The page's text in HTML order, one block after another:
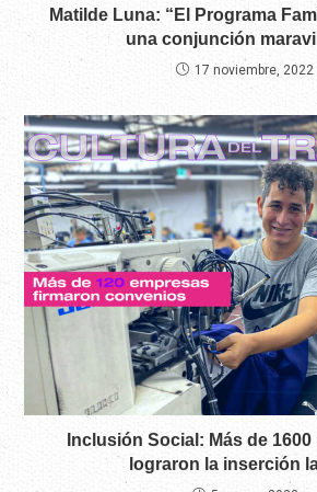
Matilde Luna: “El Programa
una conjunción
17 noviembre, 2022
Inclusión Social: Más de
lograron la inserción